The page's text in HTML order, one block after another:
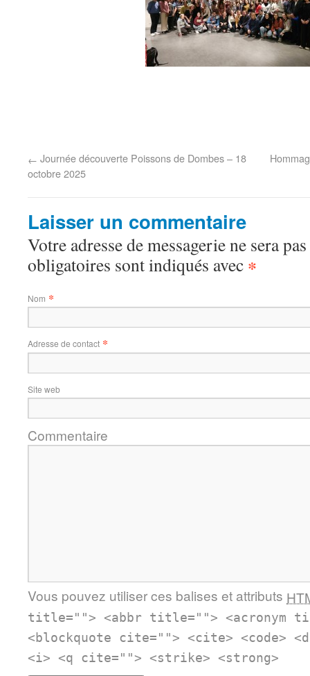
← Journée découverte Poissons de Dombes – 18
octobre 2025
Laisser un commentaire
Votre adresse de messagerie ne sera
obligatoires sont indiqués avec *
Nom *
Adresse de contact *
Site web
Commentaire
Vous pouvez utiliser ces balises et attributs
title=""> <abbr title=""> <acronym
<blockquote cite=""> <cite> <code>
<i> <q cite=""> <strike> <strong>